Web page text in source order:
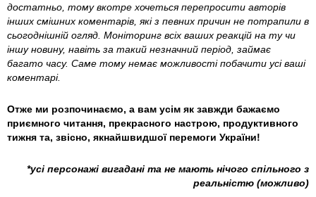
достатньо, тому вкотре хочеться перепросити авторів
інших смішних коментарів, які з певних причин не потрапили в
сьогоднішній огляд. Моніторинг всіх ваших реакцій на ту чи
іншу новину, навіть за такий незначний період, займає
багато часу. Саме тому немає можливості побачити усі ваші
коментарі.
Отже ми розпочинаємо, а вам усім як завжди бажаємо
приємного читання, прекрасного настрою, продуктивного
тижня та, звісно, якнайшвидшої перемоги України!
*усі персонажі вигадані та не мають нічого спільного з
реальністю (можливо)